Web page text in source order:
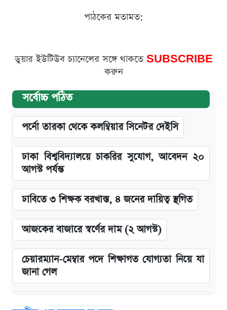
পাঠকের মতামত:
ডুয়ার ইউটিউব চ্যানেলের সঙ্গে থাকতে SUBSCRIBE
করুন
সর্বোচ্চ পঠিত
পর্নো তারকা থেকে কলম্বিয়ার সিনেটর দেইসি
ঢাকা বিশ্ববিদ্যালয়ে চাকরির সুযোগ, আবেদন ২০
আগস্ট পর্যন্ত
ঢাবিতে ৩ শিক্ষক বরখাস্ত, ৪ জনের দায়িত্ব স্থগিত
আজকের বাজারে স্বর্ণের দাম (২ আগস্ট)
চেয়ারম্যান-মেম্বার পদে শিক্ষাগত যোগ্যতা নিয়ে যা
জানা গেল